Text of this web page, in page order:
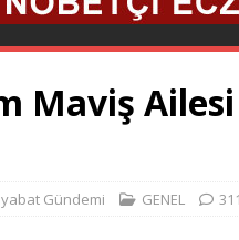
Maviş
Gündemi GENEL 311